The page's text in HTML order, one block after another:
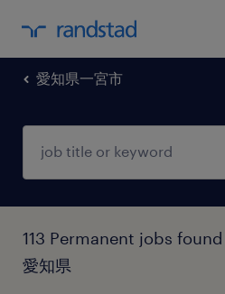
愛知県一宮市
113 Permanent jobs
愛知県